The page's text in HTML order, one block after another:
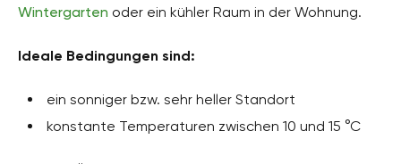
Wintergarten oder ein kühler Raum in der Wohnung.
Ideale Bedingungen sind:
ein sonniger bzw. sehr heller Standort
konstante Temperaturen zwischen 10 und 15 °C